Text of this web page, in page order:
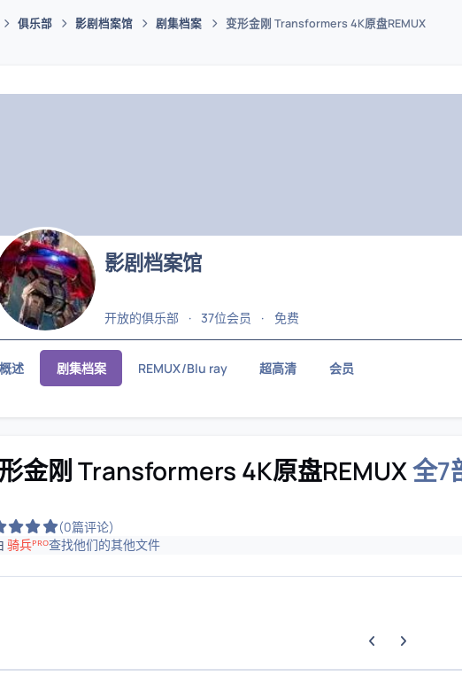
源码插件综合下载平台
俱乐部 影剧档案馆 剧集档案 变形金刚 Transformers 4K原盘REMUX
影剧档案馆
开放的俱乐部 37位会员 免费
概述 剧集档案 REMUX/Blu ray 超高清 会员
金刚 Transformers 4K原盘REMUX全7
(0篇评论)
骑兵ᴾᴿᴼ查找他们的其他文件
上一张轮播幻灯片
下一张轮播